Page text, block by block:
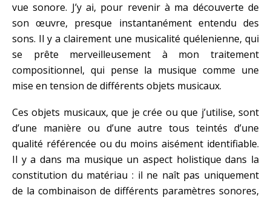
vue sonore. J’y ai, pour revenir à ma découverte de
son œuvre, presque instantanément entendu des
sons. Il y a clairement une musicalité quélenienne, qui
se prête merveilleusement à mon traitement
compositionnel, qui pense la musique comme une
mise en tension de différents objets musicaux.
Ces objets musicaux, que je crée ou que j’utilise, sont
d’une manière ou d’une autre tous teintés d’une
qualité référencée ou du moins aisément identifiable.
Il y a dans ma musique un aspect holistique dans la
constitution du matériau : il ne naît pas uniquement
de la combinaison de différents paramètres sonores,